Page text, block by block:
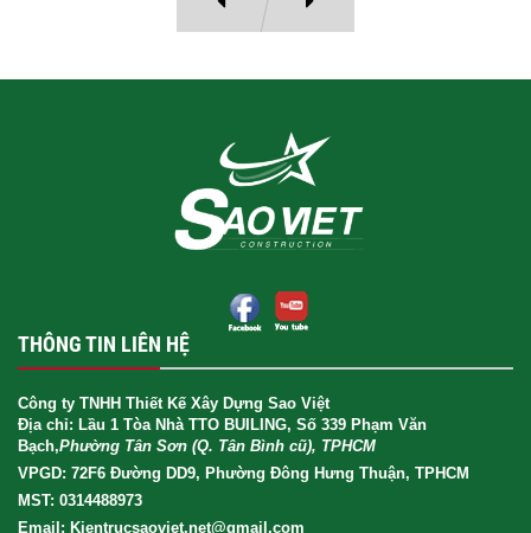
THÔNG TIN LIÊN HỆ
Công ty TNHH Thiết Kế Xây Dựng Sao Việt
Địa chỉ: Lầu 1 Tòa Nhà TTO BUILING, Số 339 Phạm Văn
Bạch,Phường Tân Sơn (Q. Tân Bình cũ), TPHCM
VPGD: 72F6 Đường DD9, Phường Đông Hưng Thuận, TPHCM
MST: 0314488973
Email: Kientrucsaoviet.net@gmail.com